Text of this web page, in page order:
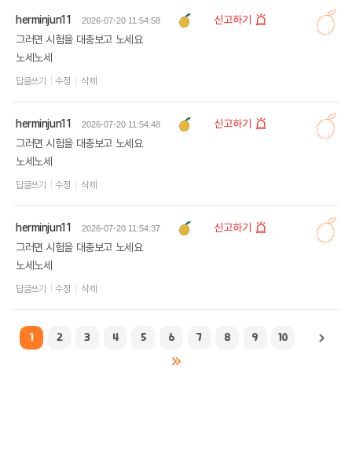
herminjun11 2026-07-20 11:54:58
신고하기
그러면 시험을 대충보고 노세요
노세노세
답글쓰기 수정 삭제
herminjun11 2026-07-20 11:54:48
신고하기
그러면 시험을 대충보고 노세요
노세노세
답글쓰기 수정 삭제
herminjun11 2026-07-20 11:54:37
신고하기
그러면 시험을 대충보고 노세요
노세노세
답글쓰기 수정 삭제
1 2 3 4 5 6 7 8 9 10